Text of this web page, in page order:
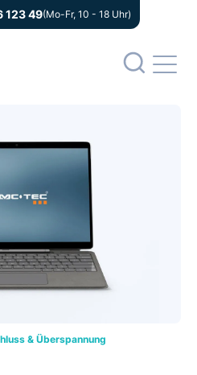
123 49(Mo-Fr, 10 - 18 Uhr)
& Überspannung